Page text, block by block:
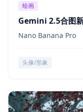
绘画
Gemini 2.5合图
破极限！
Nano Banana Pro
头像/形象